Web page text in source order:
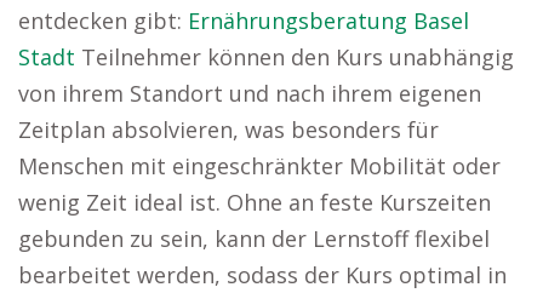
entdecken gibt: Ernährungsberatung Basel
Stadt Teilnehmer können den Kurs unabhängig
von ihrem Standort und nach ihrem eigenen
Zeitplan absolvieren, was besonders für
Menschen mit eingeschränkter Mobilität oder
wenig Zeit ideal ist. Ohne an feste Kurszeiten
gebunden zu sein, kann der Lernstoff flexibel
bearbeitet werden, sodass der Kurs optimal in